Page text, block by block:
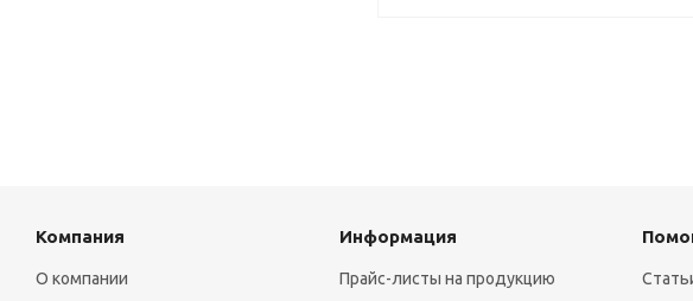
Компания
О компании
Информация
Прайс-листы на продукцию